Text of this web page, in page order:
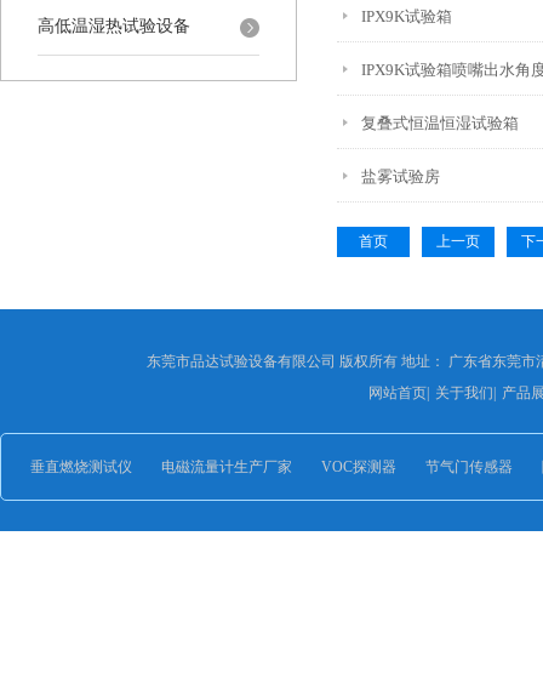
高低温湿热试验设备
IPX9K试验箱
IPX9K试验箱喷嘴出水角
复叠式恒温恒湿试验箱
盐雾试验房
首页 上一页 下
东莞市品达试验设备有限公司 版权所有 地址： 广东省东莞
网站首页| 关于我们 产品
垂直燃烧测试仪 电磁流量计生产厂家 VOC探测器 节气门传感器